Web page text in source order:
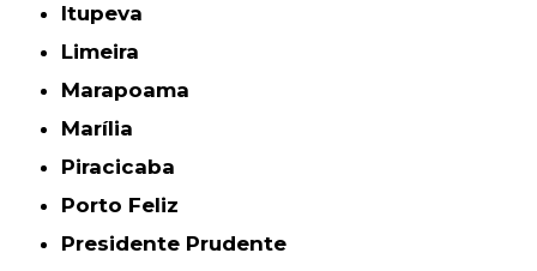
Itupeva
Limeira
Marapoama
Marília
Piracicaba
Porto Feliz
Presidente Prudente